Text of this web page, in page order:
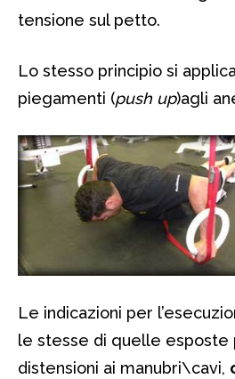
tensione sul petto.
Lo stesso principio si
piegamenti (push up)agli
Le indicazioni per
le stesse di quelle esposte
distensioni ai manubri\cavi,